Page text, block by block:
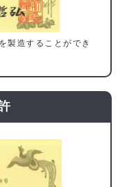
製造することができ